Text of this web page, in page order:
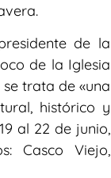
de la
de la Iglesia
trata de «una
histórico y
al 22 de junio,
Casco Viejo,